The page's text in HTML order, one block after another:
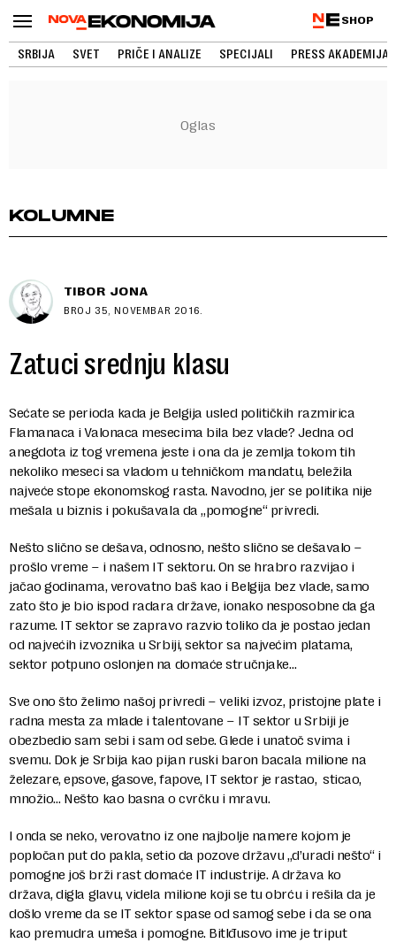
SHOP
SRBIJA SVET PRIČE I ANALIZE SPECIJALI PRESS AKADEMIJA
KOLUMNE
TIBOR JONA
BROJ 35, NOVEMBAR 2016.
Zatuci srednju klasu
Sećate se perioda kada je Belgija usled političkih razmirica
Flamanaca i Valonaca mesecima bila bez vlade? Jedna od
anegdota iz tog vremena jeste i ona da je zemlja tokom tih
nekoliko meseci sa vladom u tehničkom mandatu, beležila
najveće stope ekonomskog rasta. Navodno, jer se politika nije
mešala u biznis i pokušavala da „pomogne“ privredi.
Nešto slično se dešava, odnosno, nešto slično se dešavalo –
prošlo vreme – i našem IT sektoru. On se hrabro razvijao i
jačao godinama, verovatno baš kao i Belgija bez vlade, samo
zato što je bio ispod radara države, ionako nesposobne da ga
razume. IT sektor se zapravo razvio toliko da je postao jedan
od najvećih izvoznika u Srbiji, sektor sa najvećim platama,
sektor potpuno oslonjen na domaće stručnjake…
Sve ono što želimo našoj privredi – veliki izvoz, pristojne plate i
radna mesta za mlade i talentovane – IT sektor u Srbiji je
obezbedio sam sebi i sam od sebe. Glede i unatoč svima i
svemu. Dok je Srbija kao pijan ruski baron bacala milione na
železare, epsove, gasove, fapove, IT sektor je rastao, sticao,
množio… Nešto kao basna o cvrčku i mravu.
I onda se neko, verovatno iz one najbolje namere kojom je
popločan put do pakla, setio da pozove državu „d’uradi nešto“ i
pomogne još brži rast domaće IT industrije. A država ko
država, digla glavu, videla milione koji se tu obrću i rešila da je
došlo vreme da se IT sektor spase od samog sebe i da se ona
kao premudra umeša i pomogne. Bitlđusovo ime je triput